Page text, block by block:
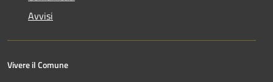
Avvisi
Vivere il Comune